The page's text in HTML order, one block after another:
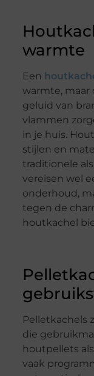
warmte
Een
warmte, maar
geluid van
vlammen
in je huis.
stijlen en
traditionele
vereisen wel
onderhoud,
tegen de
houtkachel
Pelletkachels
die
houtpellets
vaak